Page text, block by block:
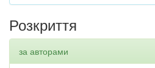
Розкриття
за авторами